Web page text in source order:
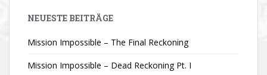
NEUESTE BEITRÄGE
Mission Impossible – The Final Reckoning
Mission Impossible – Dead Reckoning Pt. I